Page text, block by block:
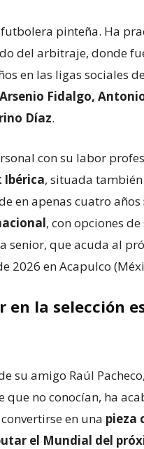
pinteña. Ha
del arbitraje, donde
en las ligas sociales
Arsenio Fidalgo,
Díaz.
con su labor
Ibérica, situada
en apenas cuatro años
, con opciones
senior, que acuda al
2026 en Acapulco
en la selección
su amigo Raúl
que no conocían, ha
en una pieza
el Mundial del